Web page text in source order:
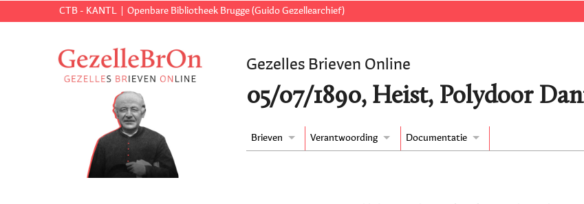
CTB - KANTL Openbare Bibliotheek Brugge (Guido Gezellearchief)
Gezelles Brieven Online
05/07/1890, Heist, Polydoor
Brieven Verantwoording Documentatie